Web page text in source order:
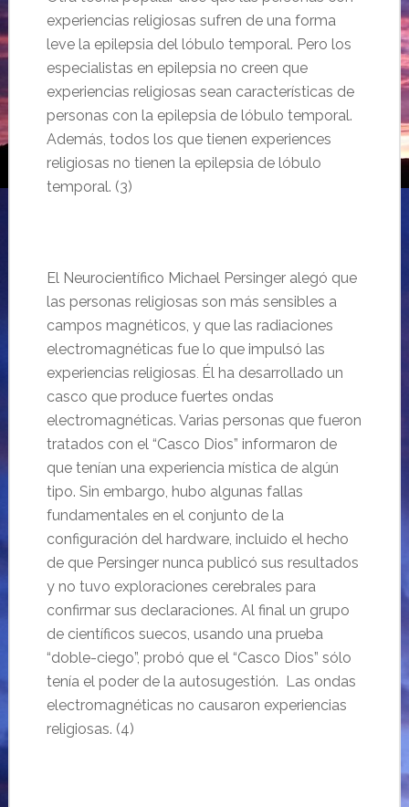
experiencias religiosas sufren de una forma
leve la epilepsia del lóbulo temporal. Pero los
especialistas en epilepsia no creen que
experiencias religiosas sean características de
personas con la epilepsia de lóbulo temporal.
Además, todos los que tienen experiences
religiosas no tienen la epilepsia de lóbulo
temporal. (3)
El Neurocientífico Michael Persinger alegó que
las personas religiosas son más sensibles a
campos magnéticos, y que las radiaciones
electromagnéticas fue lo que impulsó las
experiencias religiosas Él ha desarrollado un
casco que produce fuertes ondas
electromagnéticas. Varias personas que fueron
tratados con el “Casco Dios” informaron de
que tenían una experiencia mística de algún
tipo. Sin embargo, hubo algunas fallas
fundamentales en el conjunto de la
configuración del hardware, incluido el hecho
de que Persinger nunca publicó sus resultados
y no tuvo exploraciones cerebrales para
confirmar sus declaraciones. Al final un grupo
de científicos suecos, usando una prueba
“doble-ciego”, probó que el “Casco Dios” sólo
tenía el poder de la autosugestión. Las ondas
electromagnéticas no causaron experiencias
religiosas. (4)